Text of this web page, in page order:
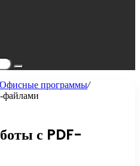
Поиск...
Офисные программы/
файлами
с PDF-